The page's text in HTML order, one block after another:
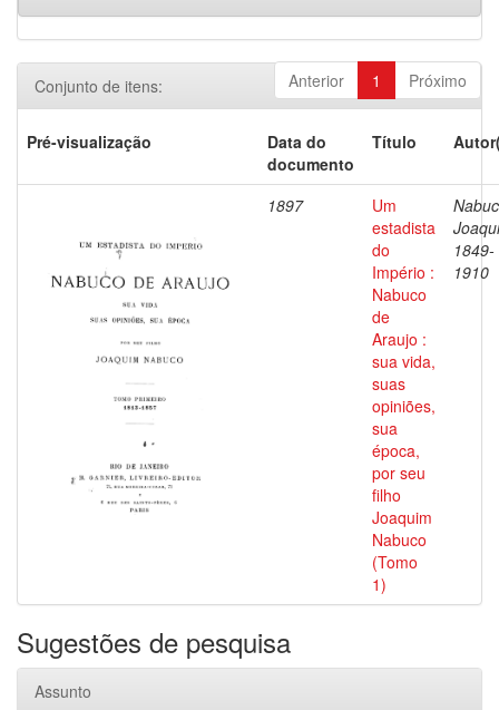
Anterior 1 Próximo
Conjunto de itens:
Pré-visualização
Data do
documento
Título
1897
Um
estadista
do
Império :
Nabuco
de
Araujo :
sua vida,
suas
opiniões,
sua
época,
por seu
filho
Joaquim
Nabuco
(Tomo
1)
1849-
1910
Sugestões de pesquisa
Assunto